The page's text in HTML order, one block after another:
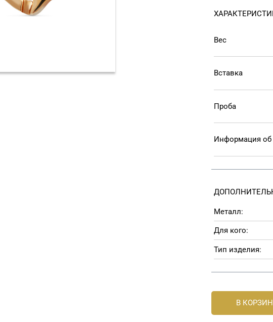
Вес
Вставка
Проба
Информация об
Металл:
Для кого:
Тип изделия:
В